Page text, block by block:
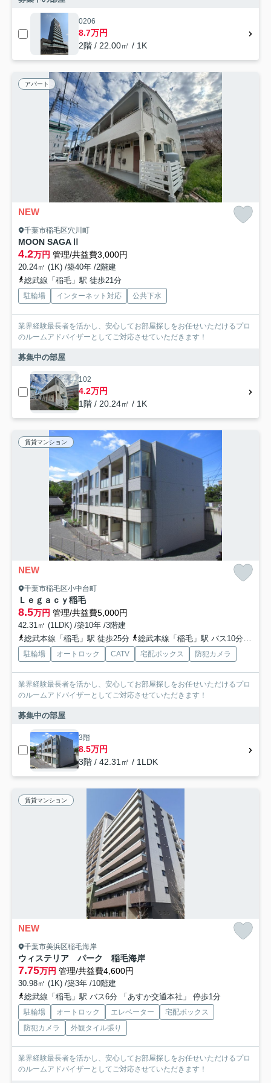
0206
8.7万円
2階 / 22.00㎡ / 1K
アパート
NEW
千葉市稲毛区穴川町
MOON SAGAⅡ
4.2万円 管理/共益費3,000円
20.24㎡ (1K) /築40年 /2階建
総武線「稲毛」駅 徒歩21分
駐輪場 インターネット対応 公共下水
業界経験最長者を活かし、安心してお部屋探しをお任せいただけるプロ
のルームアドバイザーとしてご対応させていただきます！
募集中の部屋
102
4.2万円
1階 / 20.24㎡ / 1K
賃貸マンション
NEW
千葉市稲毛区小中台町
Ｌｅｇａｃｙ稲毛
8.5万円 管理/共益費5,000円
42.31㎡ (1LDK) /築10年 /3階建
総武本線「稲毛」駅 徒歩25分
総武本線「稲毛」駅 バス10分 「熊野神社」 停歩2分
駐輪場 オートロック CATV 宅配ボックス 防犯カメラ
業界経験最長者を活かし、安心してお部屋探しをお任せいただけるプロ
のルームアドバイザーとしてご対応させていただきます！
募集中の部屋
3階
8.5万円
3階 / 42.31㎡ / 1LDK
賃貸マンション
NEW
千葉市美浜区稲毛海岸
ウィステリア パーク 稲毛海岸
7.75万円 管理/共益費4,600円
30.98㎡ (1K) /築3年 /10階建
総武線「稲毛」駅 バス6分 「あすか交通本社」 停歩1分
駐輪場 オートロック エレベーター
宅配ボックス
防犯カメラ
外観タイル張り
業界経験最長者を活かし、安心してお部屋探しをお任せいただけるプロ
のルームアドバイザーとしてご対応させていただきます！